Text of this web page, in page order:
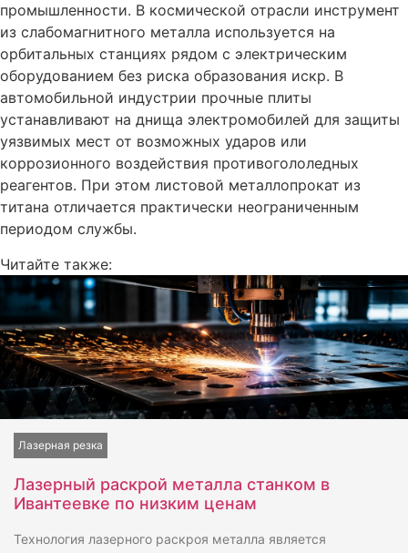
промышленности. В космической отрасли инструмент
из слабомагнитного металла используется на
орбитальных станциях рядом с электрическим
оборудованием без риска образования искр. В
автомобильной индустрии прочные плиты
устанавливают на днища электромобилей для защиты
уязвимых мест от возможных ударов или
коррозионного воздействия противогололедных
реагентов. При этом листовой металлопрокат из
титана отличается практически неограниченным
периодом службы.
Читайте также:
Лазерная резка
Лазерный раскрой металла станком в
Ивантеевке по низким ценам
Технология лазерного раскроя металла является